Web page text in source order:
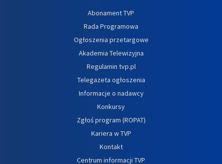
Abonament TVP
Rada Programowa
Ogłoszenia przetargowe
Akademia Telewizyjna
Regulamin tvp.pl
Telegazeta ogłoszenia
Informacje o nadawcy
Konkursy
Zgłoś program (ROPAT)
Kariera w TVP
Kontakt
Centrum informacji TVP